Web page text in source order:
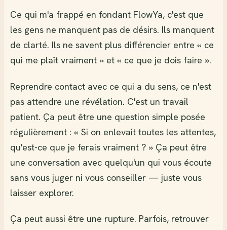
Ce qui m'a frappé en fondant FlowYa, c'est que
les gens ne manquent pas de désirs. Ils manquent
de clarté. Ils ne savent plus différencier entre « ce
qui me plaît vraiment » et « ce que je dois faire ».
Reprendre contact avec ce qui a du sens, ce n'est
pas attendre une révélation. C'est un travail
patient. Ça peut être une question simple posée
régulièrement : « Si on enlevait toutes les attentes,
qu'est-ce que je ferais vraiment ? » Ça peut être
une conversation avec quelqu'un qui vous écoute
sans vous juger ni vous conseiller — juste vous
laisser explorer.
Ça peut aussi être une rupture. Parfois, retrouver